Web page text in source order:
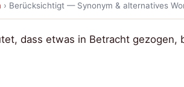
› Berücksichtigt — Synonym & alternatives
dass etwas in Betracht